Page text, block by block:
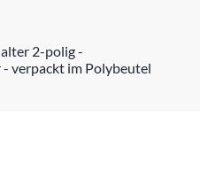
2-polig -
verpackt im Polybeutel